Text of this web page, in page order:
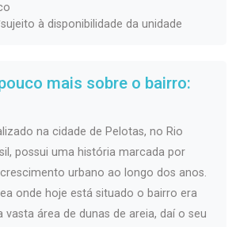
à disponibilidade da unidade
mais sobre o bairro:
na cidade de Pelotas, no Rio
possui uma história marcada por
urbano ao longo dos anos.
onde hoje está situado o bairro era
área de dunas de areia, daí o seu